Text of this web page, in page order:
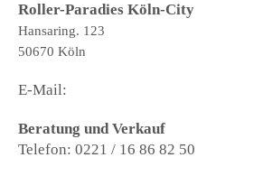
Roller-Paradies Köln-City
Hansaring. 123
50670 Köln
E-Mail:
Beratung und Verkauf
Telefon: 0221 / 16 86 82 50